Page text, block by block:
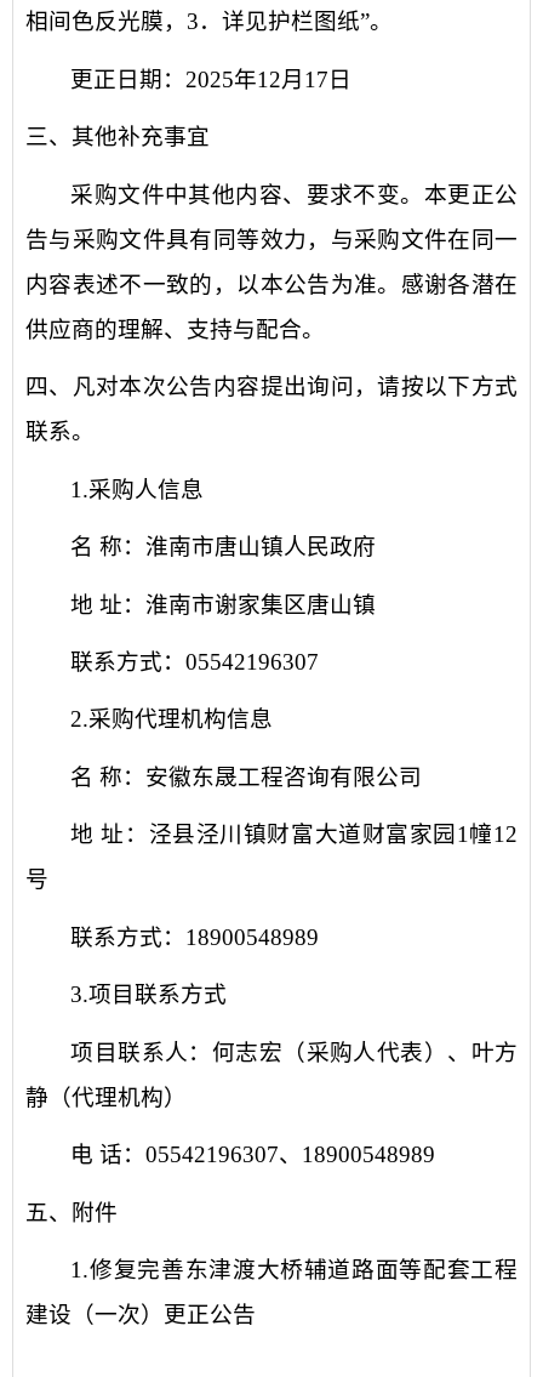
相间色反光膜，3．详见护栏图纸”。
更正日期： 2025年12月 17日
三、其他补充事宜
采购文件中其他内容、要求不变。本更正公
告与采购文件具有同等效力，与采购文件在同一
内容表述不一致的，以本公告为准。感谢各潜在
供应商的理解、支持与配合。
四、凡对本次公告内容提出询问，请按以下方式
联系。
1.采购人信息
名 称：淮南市唐山镇人民政府
地 址：淮南市谢家集区唐山镇
联系方式：05542196307
2.采购代理机构信息
名 称：安徽东晟工程咨询有限公司
地 址：泾县泾川镇财富大道财富家园 1幢12
号
联系方式： 18900548989
3.项目联系方式
项目联系人：何志宏（采购人代表）、叶方
静（代理机构）
电 话：05542196307、18900548989
五、附件
1.修复完善东津渡大桥辅道路面等配套工程
建设（一次）更正公告